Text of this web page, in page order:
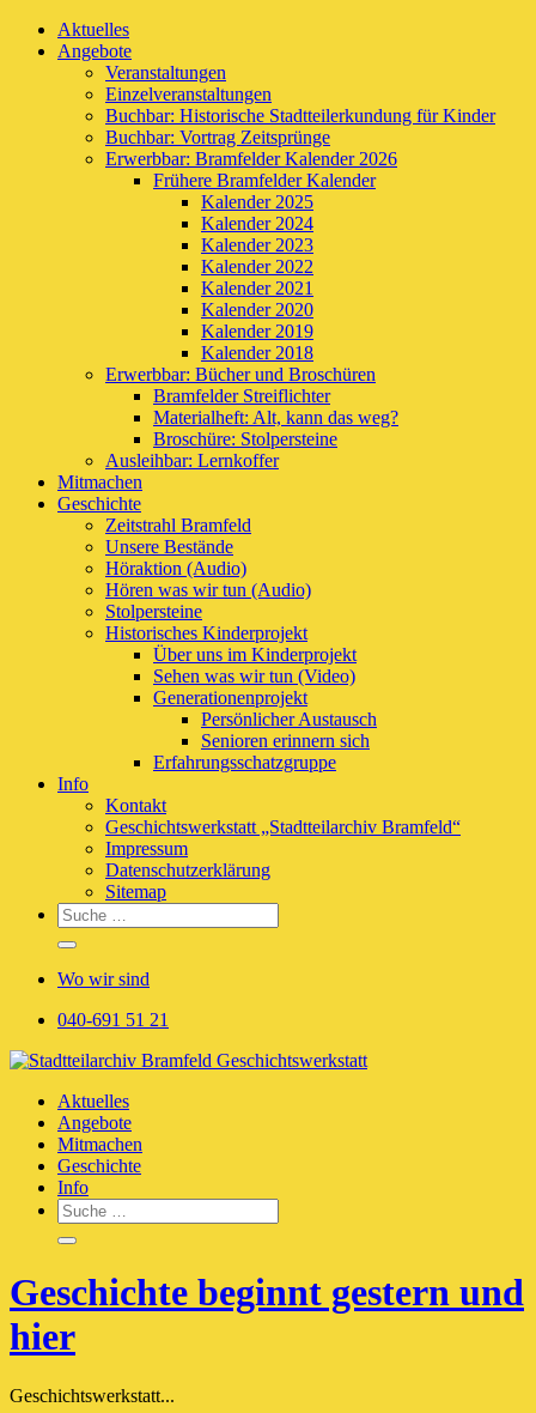
Aktuelles
Angebote
Veranstaltungen
Einzelveranstaltungen
Buchbar: Historische Stadtteilerkundung für Kinder
Buchbar: Vortrag Zeitsprünge
Erwerbbar: Bramfelder Kalender 2026
Frühere Bramfelder Kalender
Kalender 2025
Kalender 2024
Kalender 2023
Kalender 2022
Kalender 2021
Kalender 2020
Kalender 2019
Kalender 2018
Erwerbbar: Bücher und Broschüren
Bramfelder Streiflichter
Materialheft: Alt, kann das weg?
Broschüre: Stolpersteine
Ausleihbar: Lernkoffer
Mitmachen
Geschichte
Zeitstrahl Bramfeld
Unsere Bestände
Höraktion (Audio)
Hören was wir tun (Audio)
Stolpersteine
Historisches Kinderprojekt
Über uns im Kinderprojekt
Sehen was wir tun (Video)
Generationenprojekt
Persönlicher Austausch
Senioren erinnern sich
Erfahrungsschatzgruppe
Info
Kontakt
Geschichtswerkstatt „Stadtteilarchiv Bramfeld“
Impressum
Datenschutzerklärung
Sitemap
Wo wir sind
040-691 51 21
Skip
content
Stadtteilarchiv Bramfeld Geschichtswerkstatt
Das Stadtteilarchiv Bramfeld erforscht die örtliche Geschichte für und
in Zusammenarbeit mit den Bürger-Innen
Aktuelles
Angebote
Mitmachen
Geschichte
Info
Geschichte beginnt gestern und
hier
Geschichtswerkstatt...